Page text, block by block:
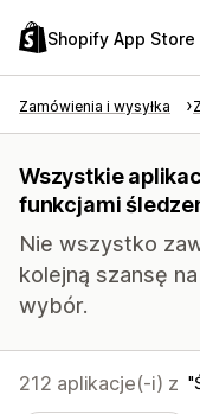
Shopify App Store
Zamówienia i wysyłka
Wszystkie
funkcjami
Nie wszystko
kolejną szansę
wybór.
212 aplikacje(-i) z